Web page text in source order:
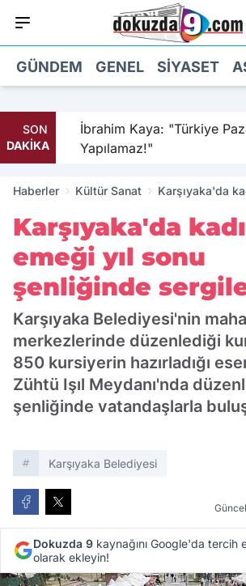
GÜNDEM GENEL SIYASET
SON
DAKİKA
İbrahim Kaya: "Türkiye
Yapılamaz!"
Haberler Kültür Sanat
Karşıyaka'da
Karşıyaka'da
emeği yıl sonu
şenliğinde
Karşıyaka Belediyesi'nin
merkezlerinde düzenlediği
850 kursiyerin hazırladığı
Zühtü Işıl Meydanı'nda
şenliğinde vatandaşlarla
Karşıyaka Belediyesi
Dokuzda 9 kaynağını Google'da tercih
olarak ekleyin!